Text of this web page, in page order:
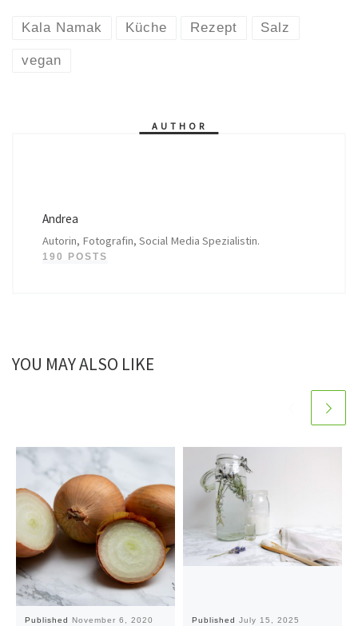
Kala Namak Küche Rezept Salz
vegan
AUTHOR
Andrea
Autorin, Fotografin, Social Media Spezialistin.
190 POSTS
YOU MAY ALSO LIKE
Published November 6, 2020 PublishedJuly 15, 2025